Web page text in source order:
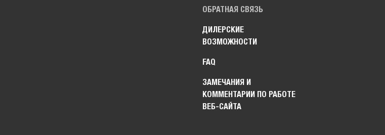
ОБРАТНАЯ СВЯЗЬ
ДИЛЕРСКИЕ
ВОЗМОЖНОСТИ
FAQ
ЗАМЕЧАНИЯ И
КОММЕНТАРИИ ПО РАБОТЕ
ВЕБ-САЙТА